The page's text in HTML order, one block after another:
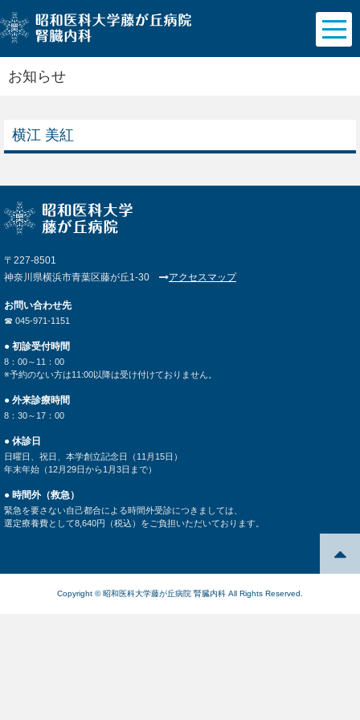
お知らせ
横江 美紅
〒227-8501
神奈川県横浜市青葉区藤が丘1-30
アクセスマップ
お問い合わせ先
☎︎ 045-971-1151
● 初診受付時間
8：00～11：00
※予約のない方は11:00以降は受け付けておりません。
● 外来診療時間
8：30～17：00
● 休診日
日曜日、祝日、本学創立記念日（11月15日）
年末年始（12月29日から1月3日まで）
● 時間外（救急）
緊急を要さない自己都合による時間外受診につきましては、
選定療養費として8,640円（税込）をご負担いただいております。
Copyright © 昭和医科大学藤が丘病院 腎臓内科 All Rights Reserved.